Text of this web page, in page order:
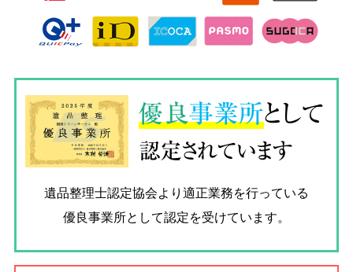
優良事業所として
認定されています
遺品整理士認定協会より適正業務を行っている
優良事業所として認定を受けています。